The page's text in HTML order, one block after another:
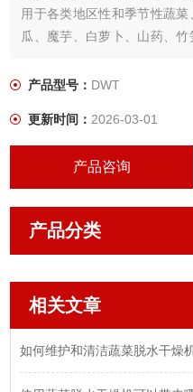
用于各类地区性和季节性蔬
瓜、魔芋、白萝卜、山药、
累的经验，为用户设计制作出
产品型号： DWT
更新时间：2026-03-01
产品咨询
产品分类
相关文章
如何维护和清洁蔬菜脱水干燥